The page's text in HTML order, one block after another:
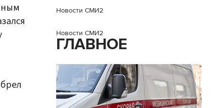
Новости СМИ2
Новости СМИ2
ГЛАВНОЕ